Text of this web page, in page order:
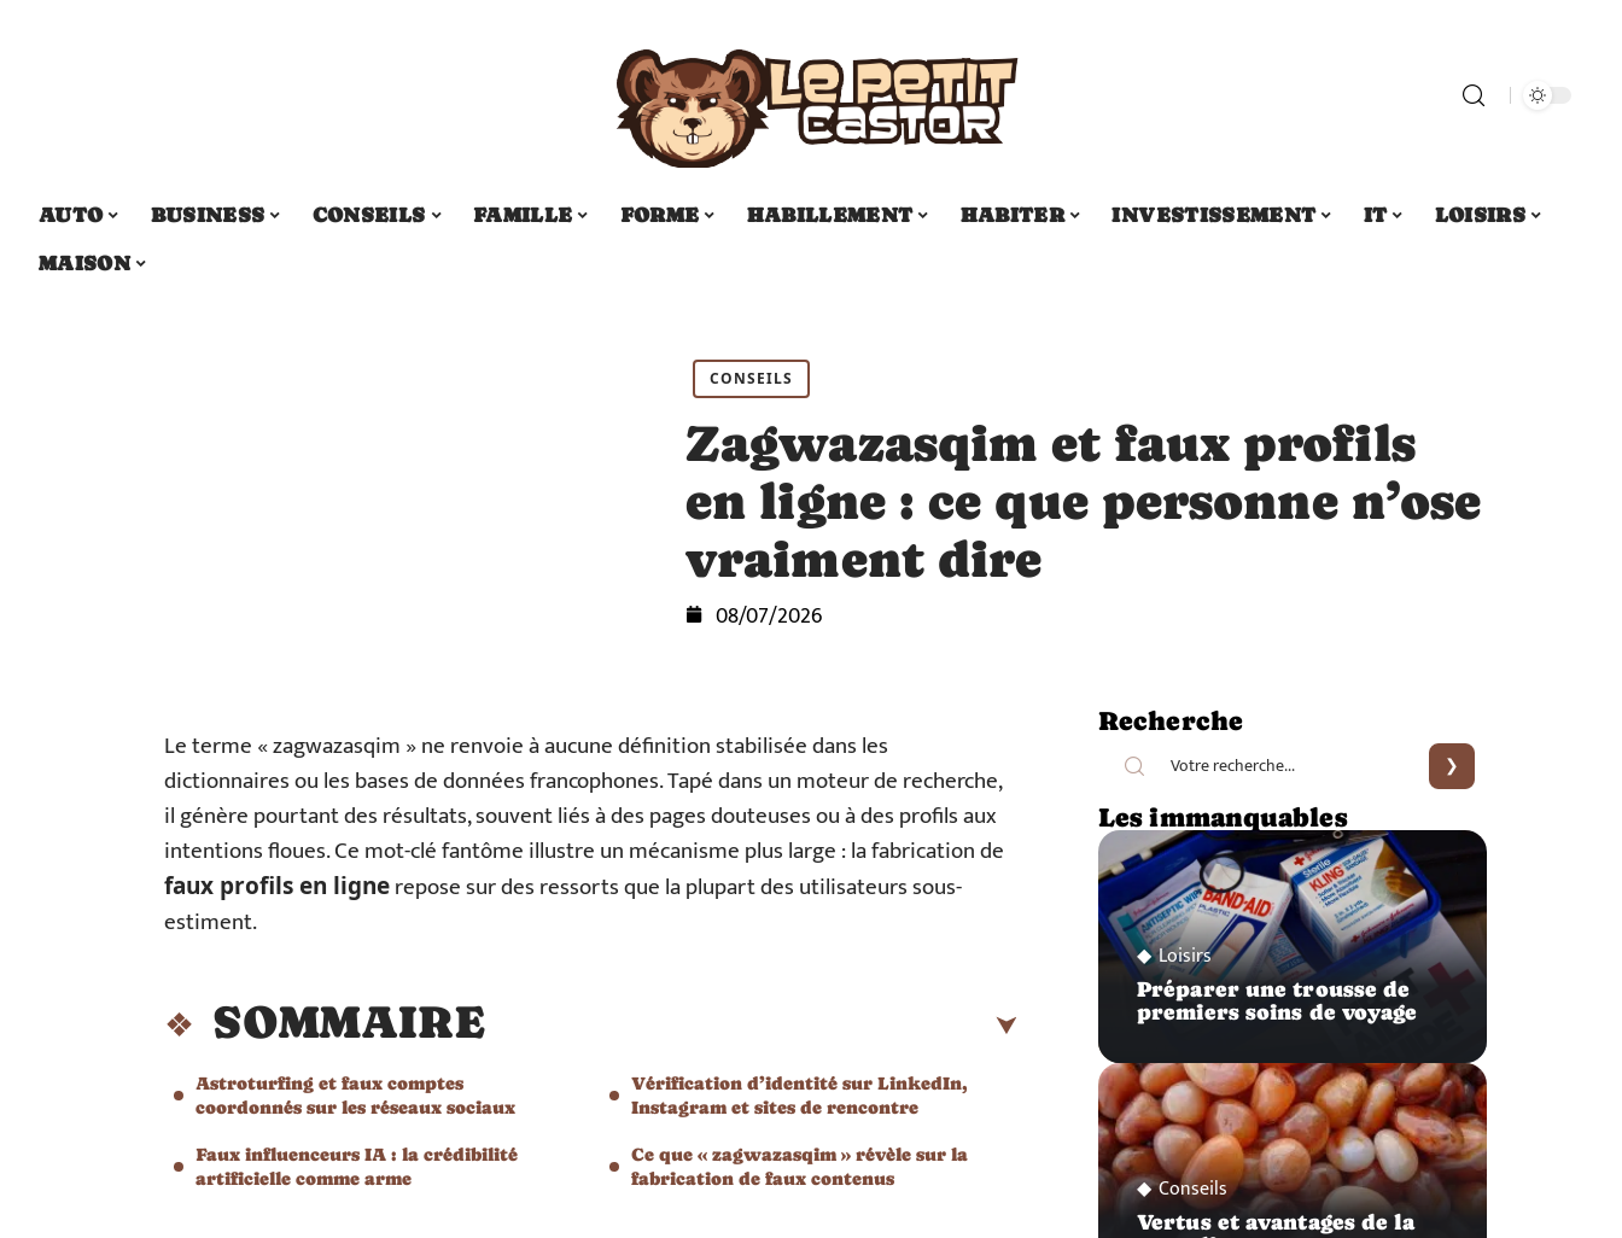
AUTO BUSINESS CONSEILS FAMILLE FORME HABILLEMENT HABITER INVESTISSEMENT IT
LOISIRS
MAISON
CONSEILS
Zagwazasqim et faux profils
en ligne : ce que personne n’ose
vraiment dire
08/07/2026
Le terme « zagwazasqim » ne renvoie à aucune définition stabilisée dans les
dictionnaires ou les bases de données francophones. Tapé dans un moteur de recherche,
il génère pourtant des résultats, souvent liés à des pages douteuses ou à des profils aux
intentions floues. Ce mot-clé fantôme illustre un mécanisme plus large : la fabrication de
faux profils en lignerepose sur des ressorts que la plupart des utilisateurs sous-
estiment.
SOMMAIRE
Astroturfing et faux comptes
coordonnés sur les réseaux sociaux
Faux influenceurs IA : la crédibilité
artificielle comme arme
Vérification d’identité sur LinkedIn,
Instagram et sites de rencontre
Ce que « zagwazasqim » révèle sur la
fabrication de faux contenus
Recherche
Les immanquables
Loisirs
Préparer une trousse de
premiers soins de voyage
Conseils
Vertus et avantages de la